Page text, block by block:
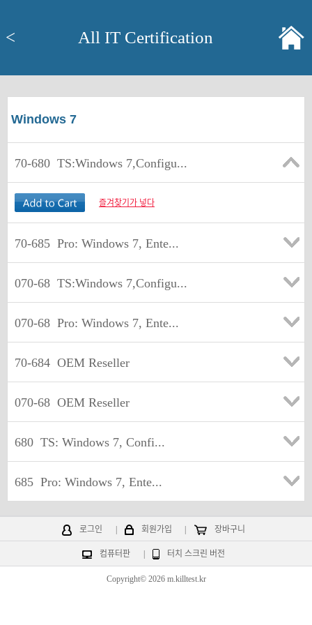
< All IT Certification
Windows 7
70-680 TS:Windows 7,Configu...
즐겨찾기가 넣다
70-685 Pro: Windows 7, Ente...
070-68 TS:Windows 7,Configu...
070-68 Pro: Windows 7, Ente...
70-684 OEM Reseller
070-68 OEM Reseller
680 TS: Windows 7, Confi...
685 Pro: Windows 7, Ente...
로그인 회원가입 장바구니
컴퓨터판 터치 스크린 버전
Copyright© 2026 m.killtest.kr